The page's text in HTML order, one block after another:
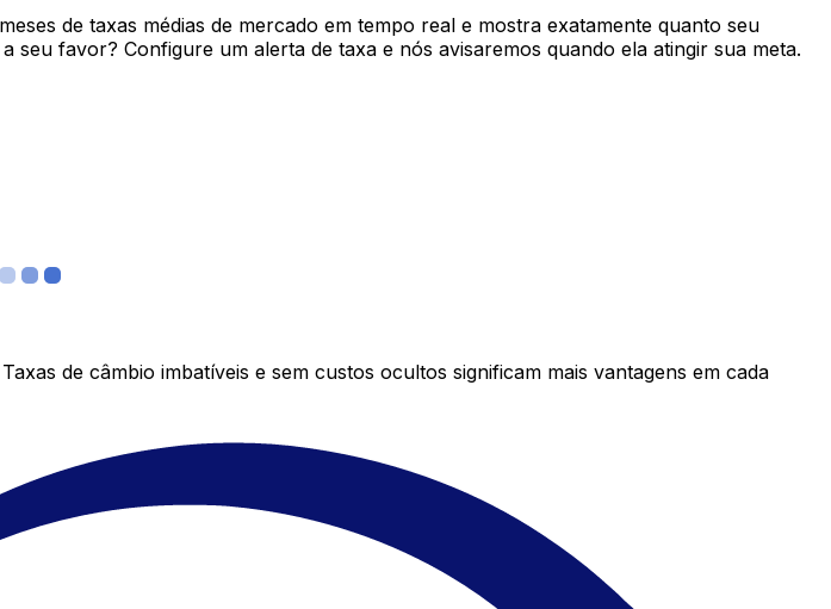
de taxas médias de mercado em tempo real e mostra exatamente quanto seu
favor? Configure um alerta de taxa e nós avisaremos quando ela atingir sua meta.
de câmbio imbatíveis e sem custos ocultos significam mais vantagens em cada